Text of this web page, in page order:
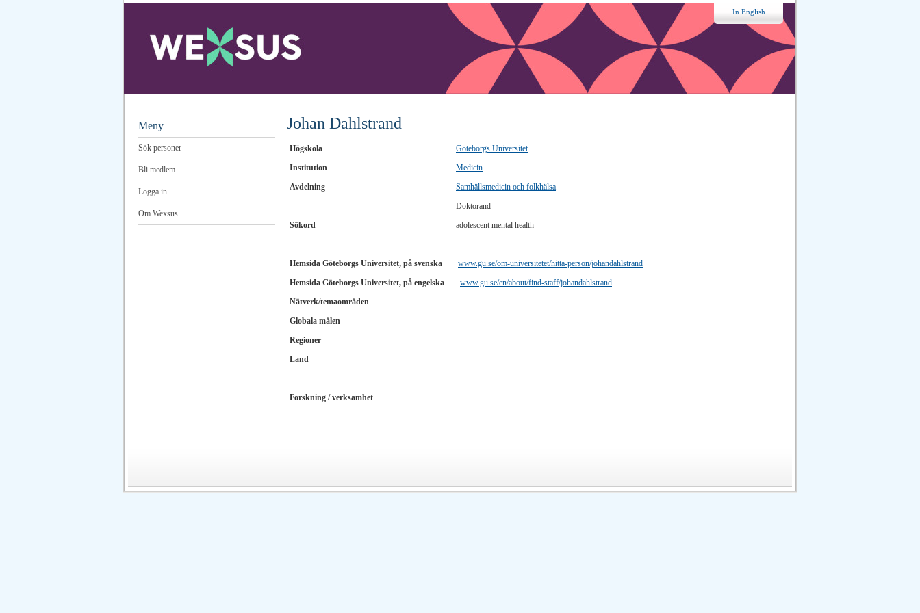
In English
Meny
Sök personer
Bli medlem
Logga in
Om Wexsus
Johan Dahlstrand
Högskola
Göteborgs Universitet
Institution
Medicin
Avdelning
Samhällsmedicin och folkhälsa
Doktorand
Sökord
adolescent mental health
Hemsida Göteborgs Universitet, på svenska
www.gu.se/om-universitetet/hitta-person/johandahlstrand
Hemsida Göteborgs Universitet, på engelska
www.gu.se/en/about/find-staff/johandahlstrand
Nätverk/temaområden
Globala målen
Regioner
Land
Forskning / verksamhet